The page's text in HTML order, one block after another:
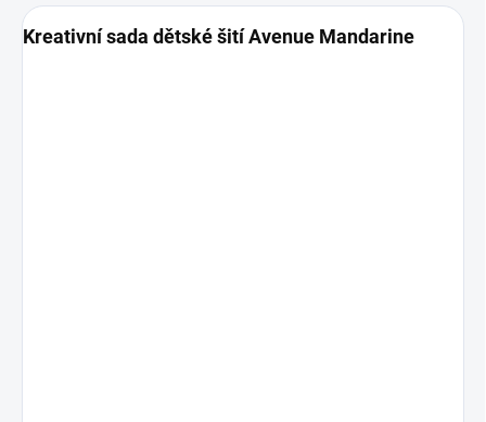
Kreativní sada dětské šití Avenue Mandarine